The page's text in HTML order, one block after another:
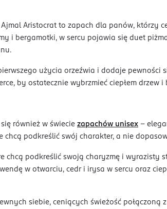
Aristocrat to zapach dla panów, którzy
i bergamotki, w sercu pojawia się duet
użycia orzeźwia i dodaje pewności
by ostatecznie wybrzmieć ciepłem drzew i
również w świecie zapachów unisex –
chcą podkreślić swój charakter, a nie
chcą podkreślić swoją charyzmę i wyrazisty
w otwarciu, cedr i irysa w sercu oraz
siebie, ceniących świeżość połączoną